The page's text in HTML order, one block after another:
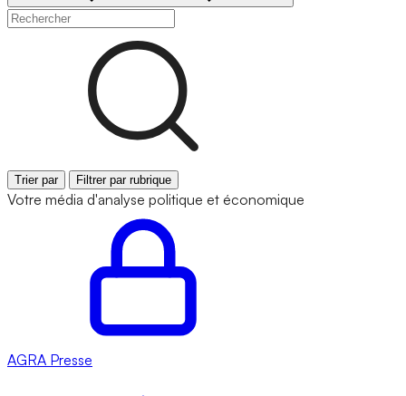
Trier par Filtrer par rubrique
Votre média d'analyse politique et économique
AGRA Presse